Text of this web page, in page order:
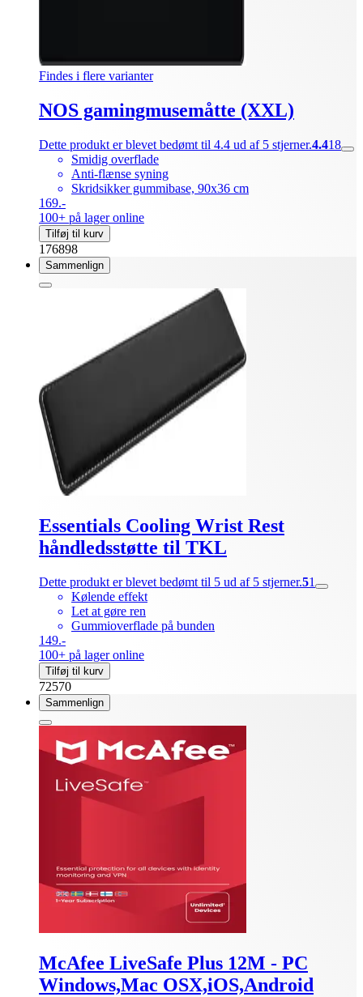
Findes i flere varianter
NOS gamingmusemåtte (XXL)
Dette produkt er blevet bedømt til 4.4 ud af 5 stjerner.4.418
Smidig overflade
Anti-flænse syning
Skridsikker gummibase, 90x36 cm
169.-
100+ på lager online
Tilføj til kurv
176898
Sammenlign
Essentials Cooling Wrist Rest
håndledsstøtte til TKL
Dette produkt er blevet bedømt til 5 ud af 5 stjerner.51
Kølende effekt
Let at gøre ren
Gummioverflade på bunden
149.-
100+ på lager online
Tilføj til kurv
72570
Sammenlign
McAfee LiveSafe Plus 12M - PC
Windows,Mac OSX,iOS,Android